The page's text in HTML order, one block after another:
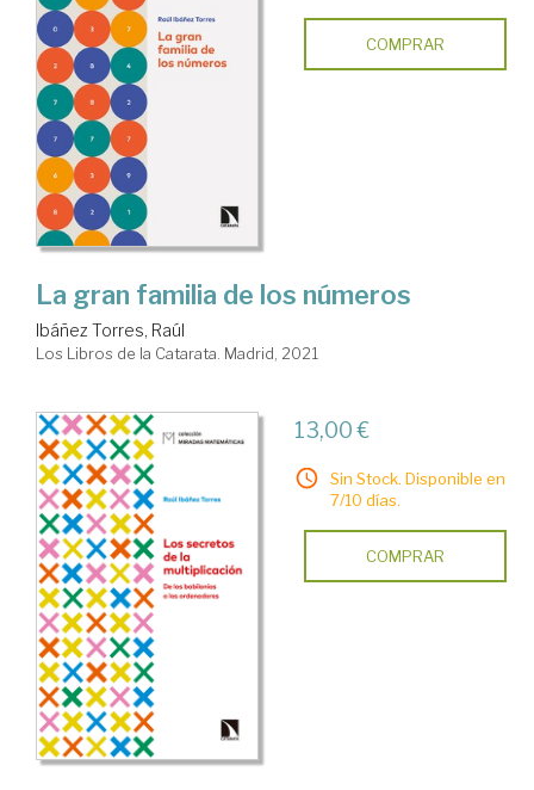
COMPRAR
La gran familia de los números
Ibáñez Torres, Raúl
Los Libros de la Catarata. Madrid, 2021
13,00 €
Sin Stock. Disponible en
7/10 días.
COMPRAR